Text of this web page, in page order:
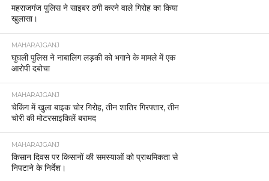
महराजगंज पुलिस ने साइबर ठगी करने वाले गिरोह का किया
खुलासा।
MAHARAJGANJ
घुघली पुलिस ने नाबालिग लड़की को भगाने के मामले में एक
आरोपी दबोचा
MAHARAJGANJ
चेकिंग में खुला बाइक चोर गिरोह, तीन शातिर गिरफ्तार, तीन
चोरी की मोटरसाइकिलें बरामद
MAHARAJGANJ
किसान दिवस पर किसानों की समस्याओं को प्राथमिकता से
निपटाने के निर्देश।